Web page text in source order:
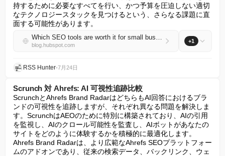
持するために必要なすべてを行い、かつ予算を圧迫しない適切
なテクノロジースタックを見つけるという、さらなる課題に直
面する可能性があります。
Which SEO tools are worth it for small businesses?
blog.hubspot.com
+1
RSS Hunter•7月24日
Scrunch 対 Ahrefs: AI 可視性追跡比較
ScrunchとAhrefs Brand RadarはどちらもAI回答におけるブラ
ンドの可視性を追跡しますが、それぞれ異なる問題を解決しま
す。ScrunchはAEOのために特別に構築されており、AIの引用
を監視し、AIのクロール可能性を監査し、AIボットがあなたの
サイトをどのように体験するかを積極的に最適化します。
Ahrefs Brand Radarは、より広範なAhrefs SEOプラットフォー
ムのアドオンであり、従来の検索データ、バックリンク、ウェ